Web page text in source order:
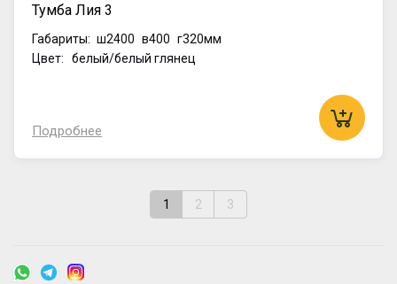
Тумба Лия 3
Габариты: ш2400 в400 г320мм
Цвет: белый/белый глянец
Подробнее
1 2 3